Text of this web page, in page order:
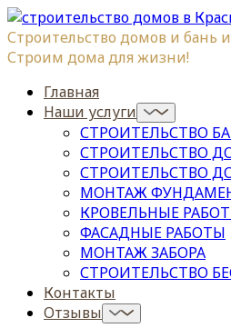
Строительство домов и бань
Строим дома для жизни!
Главная
Наши услуги
СТРОИТЕЛЬСТВО
СТРОИТЕЛЬСТВО
СТРОИТЕЛЬСТВО
МОНТАЖ
КРОВЕЛЬНЫЕ
ФАСАДНЫЕ РАБОТЫ
МОНТАЖ ЗАБОРА
СТРОИТЕЛЬСТВО
Контакты
Отзывы